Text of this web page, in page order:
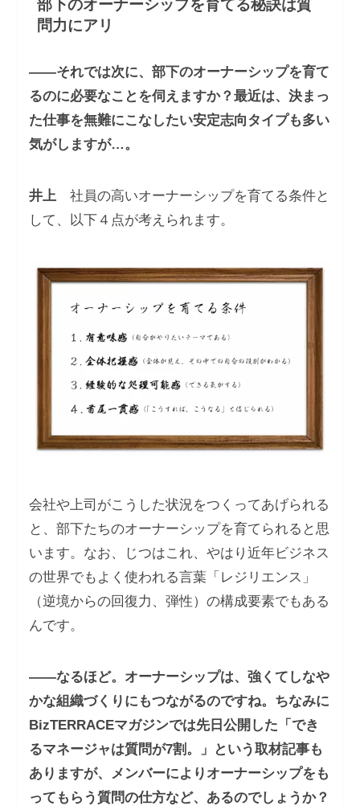
部下のオーナーシップを育てる秘訣は質
問力にアリ
――それでは次に、部下のオーナーシップを育て
るのに必要なことを伺えますか？最近は、決まっ
た仕事を無難にこなしたい安定志向タイプも多い
気がしますが…。
井上社員の高いオーナーシップを育てる条件と
して、以下４点が考えられます。
会社や上司がこうした状況をつくってあげられる
と、部下たちのオーナーシップを育てられると思
います。なお、じつはこれ、やはり近年ビジネス
の世界でもよく使われる言葉「レジリエンス」
（逆境からの回復力、弾性）の構成要素でもある
んです。
――なるほど。オーナーシップは、強くてしなや
かな組織づくりにもつながるのですね。ちなみに
BizTERRACEマガジンでは先日公開した「でき
るマネージャは質問が7割。」という取材記事も
ありますが、メンバーによりオーナーシップをも
ってもらう質問の仕方など、あるのでしょうか？